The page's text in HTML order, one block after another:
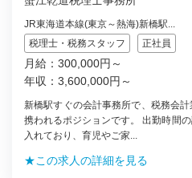
JR東海道本線(東京～熱海)新橋駅...
税理士・税務スタッフ
正社員
月給：300,000円～
年収：3,600,000円～
新橋駅すぐの会計事務所で、税務会
携われるポジションです。 出勤時間
入れており、育児やご家...
★この求人の詳細を見る